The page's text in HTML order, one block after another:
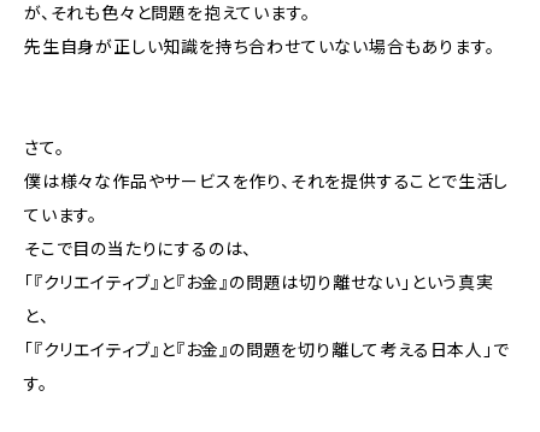
が、それも色々と問題を抱えています。
先生自身が正しい知識を持ち合わせていない場合もあります。
さて。
僕は様々な作品やサービスを作り、それを提供することで生活し
ています。
そこで目の当たりにするのは、
「『クリエイティブ』と『お金』の問題は切り離せない」という真実
と、
「『クリエイティブ』と『お金』の問題を切り離して考える日本人」で
す。